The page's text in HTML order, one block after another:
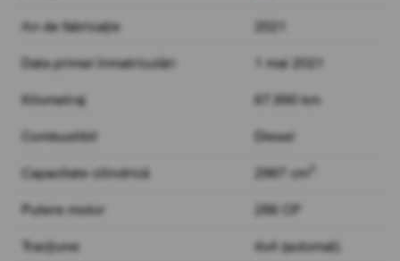
An de fabricație 2021
Data primei înmatriculări 1 mai 2021
Kilometraj 67.990 km
Combustibil Diesel
Capacitate cilindrică 2967 cm
Putere motor 286 CP
Tracțiune 4x4 (automat)